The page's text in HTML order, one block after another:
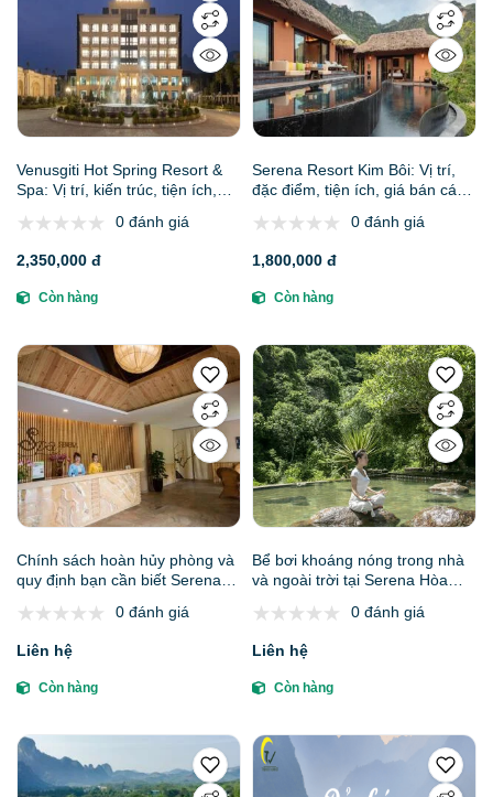
Venusgiti Hot Spring Resort &
Spa: Vị trí, kiến trúc, tiện ích,
vị uy tín
0 đánh giá
2,350,000 đ
Còn hàng
Serena Resort Kim Bôi: Vị trí,
đặc điểm, tiện ích, giá bán các
phòng
0 đánh giá
1,800,000 đ
Còn hàng
Chính sách hoàn hủy phòng và
quy định bạn cần biết Serena
0 đánh giá
Liên hệ
Còn hàng
Bể bơi khoáng nóng trong nhà
và ngoài trời tại Serena Hòa
bơi thông thường0 đánh giá
Liên hệ
Còn hàng